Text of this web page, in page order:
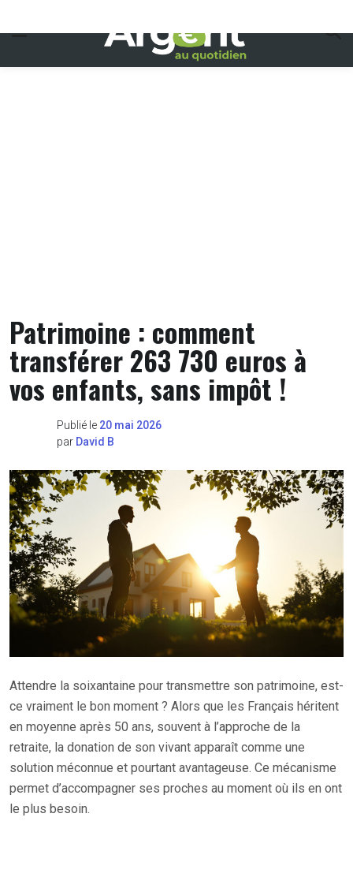
Patrimoine : comment
transférer 263 730 euros à
vos enfants, sans impôt !
Publié le 20 mai 2026
par David B
Attendre la soixantaine pour transmettre son patrimoine, est-
ce vraiment le bon moment ? Alors que les Français héritent
en moyenne après 50 ans, souvent à l’approche de la
retraite, la donation de son vivant apparaît comme une
solution méconnue et pourtant avantageuse. Ce mécanisme
permet d’accompagner ses proches au moment où ils en ont
le plus besoin.